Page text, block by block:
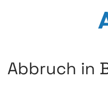
Abbruch in